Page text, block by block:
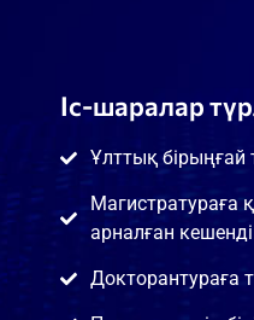
Іс-шаралар
Ұлттық бірыңғай
Магистратураға
арналған кешенді
Докторантураға